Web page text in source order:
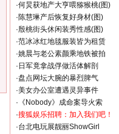
·何炅获地产大亨喂猕猴桃(图)
·陈慧琳产后恢复好身材(图)
·殷桃街头休闲装秀性感(图)
·范冰冰红地毯服装皆为租赁
·姚晨与老公素颜乘地铁被拍
· 日军竟拿战俘做活体解剖
·盘点网坛大腕的暴烈脾气
·美女办公室遭遇灵异事件
· 《Nobody》成命案导火索
·搜狐娱乐招聘：加入我们吧！
·台北电玩展靓丽ShowGirl